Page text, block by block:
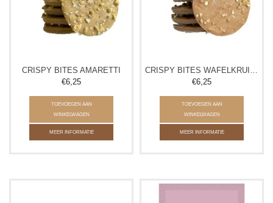
CRISPY BITES AMARETTI
€6,25
TOEVOEGEN AAN
WINKELWAGEN
MEER INFORMATIE
€6,25
TOEVOEGEN AAN
WINKELWAGEN
MEER INFORMATIE